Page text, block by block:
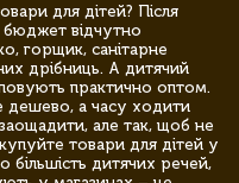
для дітей? Після
відчутно
горщик, санітарне
дрібниць. А дитячий
практично оптом.
дешево, а часу ходити
але так, щоб не
товари для дітей у
дитячих речей,